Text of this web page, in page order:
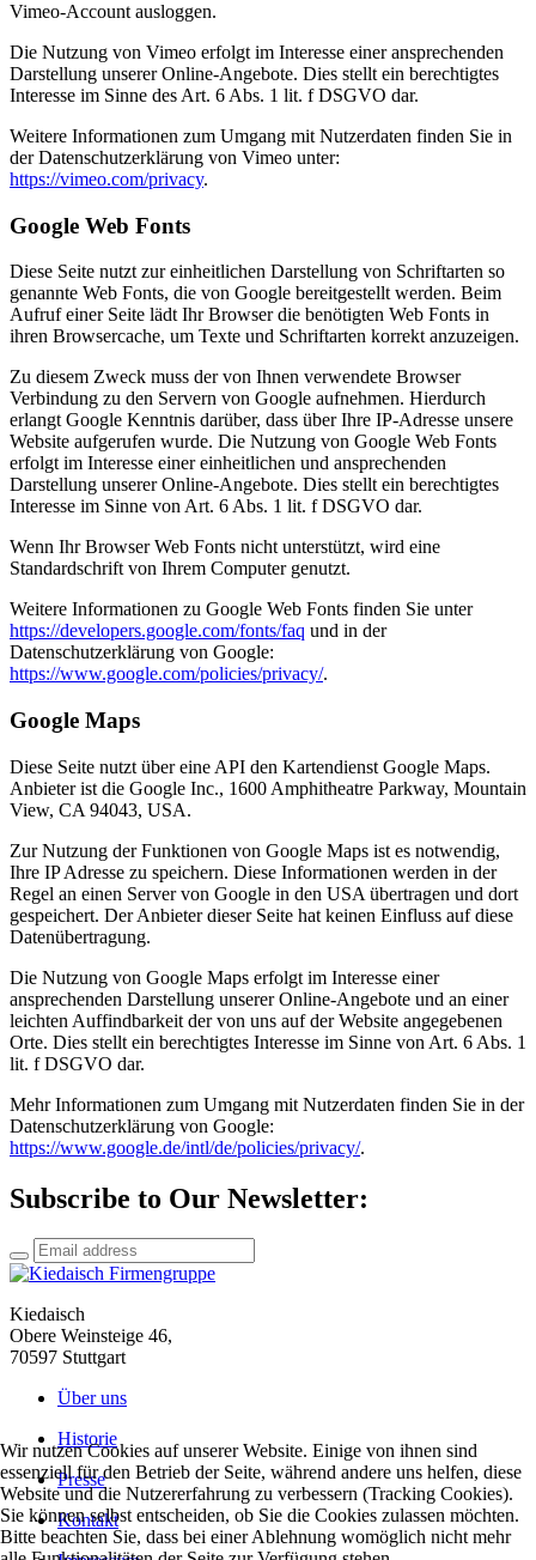
Vimeo-Account ausloggen.
Die Nutzung von Vimeo erfolgt im Interesse einer ansprechenden
Darstellung unserer Online-Angebote. Dies stellt ein berechtigtes
Interesse im Sinne des Art. 6 Abs. 1 lit. f DSGVO dar.
Weitere Informationen zum Umgang mit Nutzerdaten finden Sie in
der Datenschutzerklärung von Vimeo unter:
https://vimeo.com/privacy.
Google Web Fonts
Diese Seite nutzt zur einheitlichen Darstellung von Schriftarten so
genannte Web Fonts, die von Google bereitgestellt werden. Beim
Aufruf einer Seite lädt Ihr Browser die benötigten Web Fonts in
ihren Browsercache, um Texte und Schriftarten korrekt anzuzeigen.
Zu diesem Zweck muss der von Ihnen verwendete Browser
Verbindung zu den Servern von Google aufnehmen. Hierdurch
erlangt Google Kenntnis darüber, dass über Ihre IP-Adresse unsere
Website aufgerufen wurde. Die Nutzung von Google Web Fonts
erfolgt im Interesse einer einheitlichen und ansprechenden
Darstellung unserer Online-Angebote. Dies stellt ein berechtigtes
Interesse im Sinne von Art. 6 Abs. 1 lit. f DSGVO dar.
Wenn Ihr Browser Web Fonts nicht unterstützt, wird eine
Standardschrift von Ihrem Computer genutzt.
Weitere Informationen zu Google Web Fonts finden Sie unter
https://developers.google.com/fonts/faq und in der
Datenschutzerklärung von Google:
https://www.google.com/policies/privacy/.
Google Maps
Diese Seite nutzt über eine API den Kartendienst Google Maps.
Anbieter ist die Google Inc., 1600 Amphitheatre Parkway, Mountain
View, CA 94043, USA.
Zur Nutzung der Funktionen von Google Maps ist es notwendig,
Ihre IP Adresse zu speichern. Diese Informationen werden in der
Regel an einen Server von Google in den USA übertragen und dort
gespeichert. Der Anbieter dieser Seite hat keinen Einfluss auf diese
Datenübertragung.
Die Nutzung von Google Maps erfolgt im Interesse einer
ansprechenden Darstellung unserer Online-Angebote und an einer
leichten Auffindbarkeit der von uns auf der Website angegebenen
Orte. Dies stellt ein berechtigtes Interesse im Sinne von Art. 6 Abs. 1
lit. f DSGVO dar.
Mehr Informationen zum Umgang mit Nutzerdaten finden Sie in der
Datenschutzerklärung von Google:
https://www.google.de/intl/de/policies/privacy/.
Subscribe to Our Newsletter:
Kiedaisch
Obere Weinsteige 46,
70597 Stuttgart
Über uns
Historie
Presse
Kontakt
Wir nutzen Cookies auf unserer Website. Einige von ihnen sind
essenziell für den Betrieb der Seite, während andere uns helfen, diese
Website und die Nutzererfahrung zu verbessern (Tracking Cookies).
Sie können selbst entscheiden, ob Sie die Cookies zulassen möchten.
Bitte beachten Sie, dass bei einer Ablehnung womöglich nicht mehr